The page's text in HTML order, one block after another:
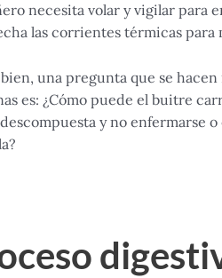
necesita volar y vigilar para
las corrientes térmicas para
una pregunta que se hacen
es: ¿Cómo puede el buitre
y no enfermarse o